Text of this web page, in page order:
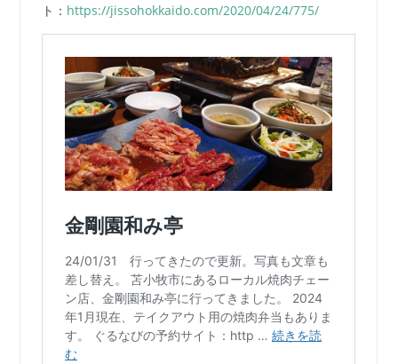
ト： https://jissohokkaido.com/2020/04/24/775/